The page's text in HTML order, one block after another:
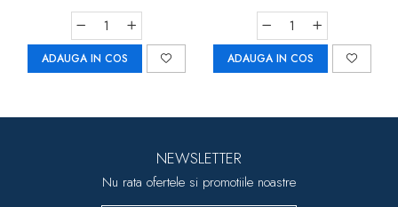
ADAUGA IN COS ADAUGA IN COS
NEWSLETTER
Nu rata ofertele si promotiile noastre